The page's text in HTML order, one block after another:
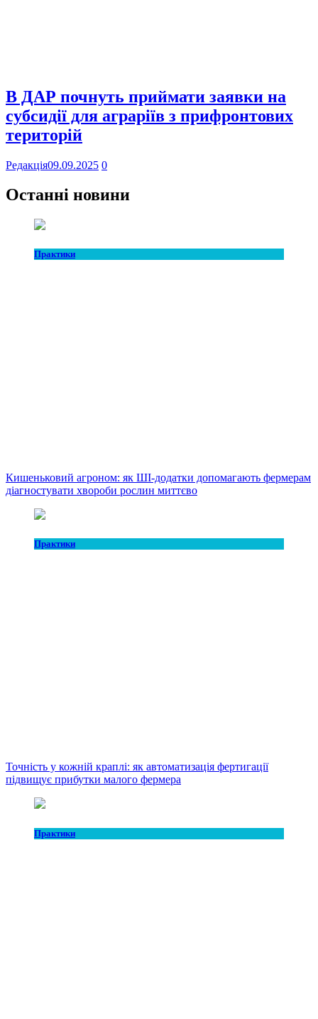
В ДАР почнуть приймати заявки на
субсидії для аграріїв з прифронтових
територій
Редакція09.09.2025 0
Останні новини
Практики
Кишеньковий агроном: як ШІ-додатки допомагають фермерам
діагностувати хвороби рослин миттєво
Практики
Точність у кожній краплі: як автоматизація фертигації
підвищує прибутки малого фермера
Практики